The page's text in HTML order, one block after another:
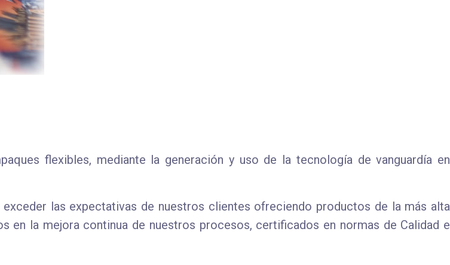
flexibles, mediante la generación y uso de la tecnología de vanguardía en
las expectativas de nuestros clientes ofreciendo productos de la más alta
en la mejora continua de nuestros procesos, certificados en normas de Calidad e